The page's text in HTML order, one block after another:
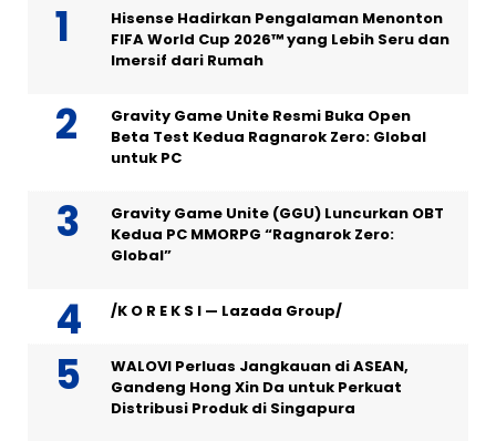
Hisense Hadirkan Pengalaman Menonton
FIFA World Cup 2026™ yang Lebih Seru dan
Imersif dari Rumah
Gravity Game Unite Resmi Buka Open
Beta Test Kedua Ragnarok Zero: Global
untuk PC
Gravity Game Unite (GGU) Luncurkan OBT
Kedua PC MMORPG “Ragnarok Zero:
Global”
/K O R E K S I — Lazada Group/
WALOVI Perluas Jangkauan di ASEAN,
Gandeng Hong Xin Da untuk Perkuat
Distribusi Produk di Singapura